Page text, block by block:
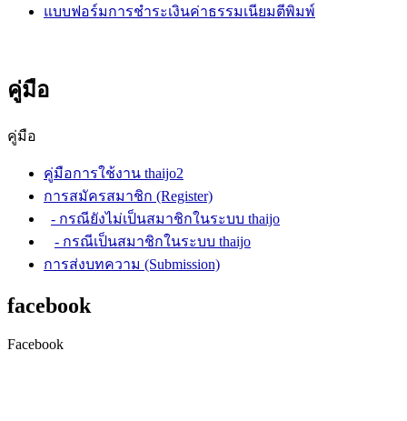
แบบฟอร์มการชำระเงินค่าธรรมเนียมตีพิมพ์
คู่มือ
คู่มือ
คู่มือการใช้งาน thaijo2
การสมัครสมาชิก (Register)
- กรณียังไม่เป็นสมาชิกในระบบ thaijo
- กรณีเป็นสมาชิกในระบบ thaijo
การส่งบทความ (Submission)
facebook
Facebook